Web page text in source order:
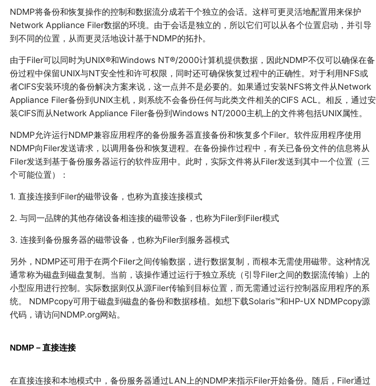
NDMP将备份和恢复操作的控制和数据流分成若干个独立的会话。这样可更灵活地配置用来保护
Network Appliance Filer数据的环境。由于会话是独立的，所以它们可以从各个位置启动，并引导
到不同的位置，从而更灵活地设计基于NDMP的拓扑。
由于Filer可以同时为UNIX®和Windows NT®/2000计算机提供数据，因此NDMP不仅可以确保在备
份过程中保留UNIX与NT安全性和许可权限，同时还可确保恢复过程中的正确性。对于利用NFS或
者CIFS安装环境的备份解决方案来说，这一点并不是必要的。如果通过安装NFS将文件从Network
Appliance Filer备份到UNIX主机，则系统不会备份任何与此类文件相关的CIFS ACL。相反，通过安
装CIFS而从Network Appliance Filer备份到Windows NT/2000主机上的文件将包括UNIX属性。
NDMP允许运行NDMP兼容应用程序的备份服务器直接备份和恢复多个Filer。软件应用程序使用
NDMP向Filer发送请求，以调用备份和恢复进程。在备份操作过程中，有关已备份文件的信息将从
Filer发送到基于备份服务器运行的软件应用中。此时，实际文件将从Filer发送到其中一个位置（三
个可能位置）：
1. 直接连接到Filer的磁带设备，也称为直接连接模式
2. 与同一品牌的其他存储设备相连接的磁带设备，也称为Filer到Filer模式
3. 连接到备份服务器的磁带设备，也称为Filer到服务器模式
另外，NDMP还可用于在两个Filer之间传输数据，进行数据复制，而根本无需使用磁带。这种情况
通常称为磁盘到磁盘复制。当前，该操作通过运行于独立系统（引导Filer之间的数据流传输）上的
小型应用进行控制。实际数据则仅从源Filer传输到目标位置，而无需通过运行控制器应用程序的系
统。 NDMPcopy可用于磁盘到磁盘的备份和数据移植。如想下载Solaris™和HP-UX NDMPcopy源
代码，请访问NDMP.org网站。
NDMP－直接连接
在直接连接和本地模式中，备份服务器通过LAN上的NDMP来指示Filer开始备份。随后，Filer通过